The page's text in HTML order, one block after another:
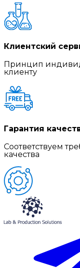
Клиентский
Принцип
клиенту
Гарантия
Соответствуем
качества